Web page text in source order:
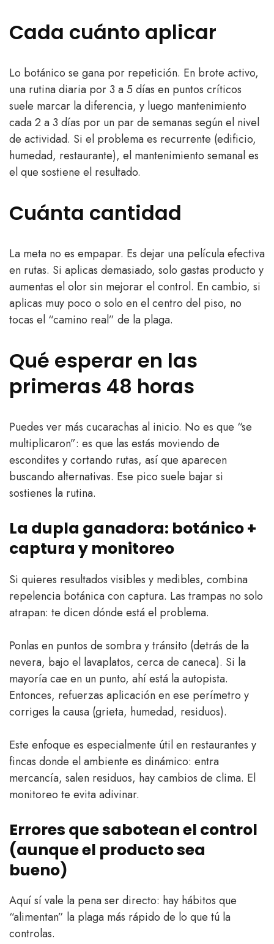
Cada cuánto aplicar
Lo botánico se gana por repetición. En brote activo,
una rutina diaria por 3 a 5 días en puntos críticos
suele marcar la diferencia, y luego mantenimiento
cada 2 a 3 días por un par de semanas según el nivel
de actividad. Si el problema es recurrente (edificio,
humedad, restaurante), el mantenimiento semanal es
el que sostiene el resultado.
Cuánta cantidad
La meta no es empapar. Es dejar una película efectiva
en rutas. Si aplicas demasiado, solo gastas producto y
aumentas el olor sin mejorar el control. En cambio, si
aplicas muy poco o solo en el centro del piso, no
tocas el “camino real” de la plaga.
Qué esperar en las
primeras 48 horas
Puedes ver más cucarachas al inicio. No es que “se
multiplicaron”: es que las estás moviendo de
escondites y cortando rutas, así que aparecen
buscando alternativas. Ese pico suele bajar si
sostienes la rutina.
La dupla ganadora: botánico +
captura y monitoreo
Si quieres resultados visibles y medibles, combina
repelencia botánica con captura. Las trampas no solo
atrapan: te dicen dónde está el problema.
Ponlas en puntos de sombra y tránsito (detrás de la
nevera, bajo el lavaplatos, cerca de caneca). Si la
mayoría cae en un punto, ahí está la autopista.
Entonces, refuerzas aplicación en ese perímetro y
corriges la causa (grieta, humedad, residuos).
Este enfoque es especialmente útil en restaurantes y
fincas donde el ambiente es dinámico: entra
mercancía, salen residuos, hay cambios de clima. El
monitoreo te evita adivinar.
Errores que sabotean el control
(aunque el producto sea
bueno)
Aquí sí vale la pena ser directo: hay hábitos que
“alimentan” la plaga más rápido de lo que tú la
controlas.